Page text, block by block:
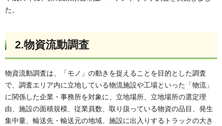
た。
2.物資流動調査
物資流動調査は、「モノ」の動きを捉えることを目的とした調査
で、調査エリア内に立地している物流施設や工場といった「物流」
に関係した企業・事務所を対象に、立地場所、立地場所の選定理
由、施設の面積規模、従業員数、取り扱っている物資の品目、発生
集中量、輸送先・輸送元の地域、施設に出入りするトラックの大き